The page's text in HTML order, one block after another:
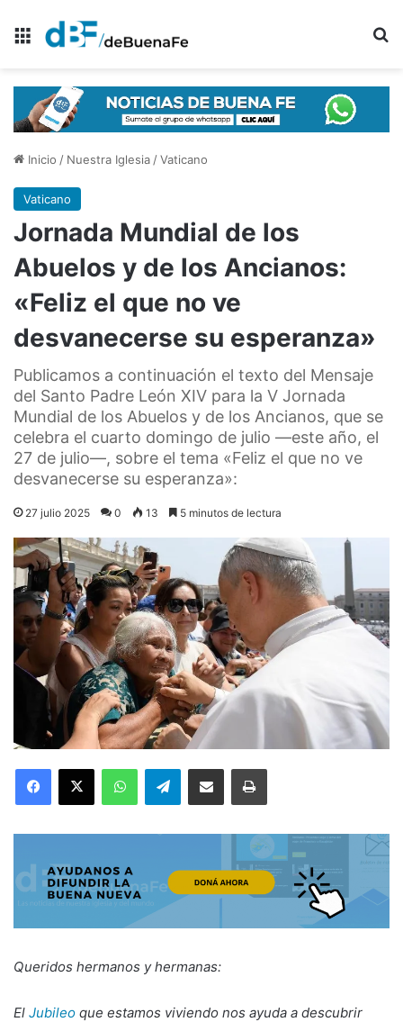
Menú
Inicio / Nuestra Iglesia/Vaticano
Vaticano
Jornada Mundial de los
Abuelos y de los Ancianos:
«Feliz el que no ve
desvanecerse su esperanza»
Publicamos a continuación el texto del Mensaje
del Santo Padre León XIV para la V Jornada
Mundial de los Abuelos y de los Ancianos, que se
celebra el cuarto domingo de julio —este año, el
27 de julio—, sobre el tema «Feliz el que no ve
desvanecerse su esperanza»:
27 julio 2025 0 13 5 minutos de lectura
Telegram
Queridos hermanos y hermanas:
El Jubileo que estamos viviendo nos ayuda a descubrir